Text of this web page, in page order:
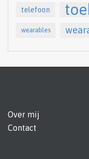
telefoon
wearables
Over mij
Contact